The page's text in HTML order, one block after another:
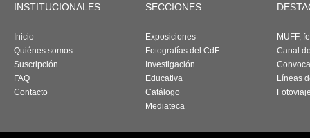
INSTITUCIONALES SECCIONES
Inicio
Quiénes somos
Suscripción
FAQ
Contacto
Exposiciones
Fotografías del CdF
Investigación
Educativa
Catálogo
Mediateca
MUFF,
Canal
Líneas